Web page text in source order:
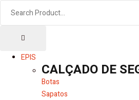
EPIS
CALÇADO DE
Botas
Sapatos